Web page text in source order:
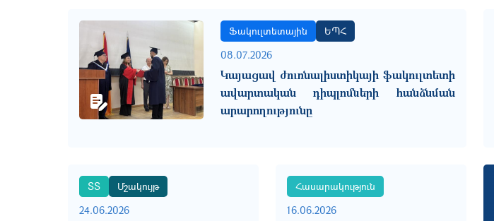
Ֆակուլտետային
ԵՊՀ
08.07.2026
Կայացավ ժուռնալիստիկայի ֆակուլտետի
ավարտական դիպլոմների հանձնման
արարողությունը
ՏՏ
Մշակույթ
24.06.2026
Հասարակություն
16.06.2026